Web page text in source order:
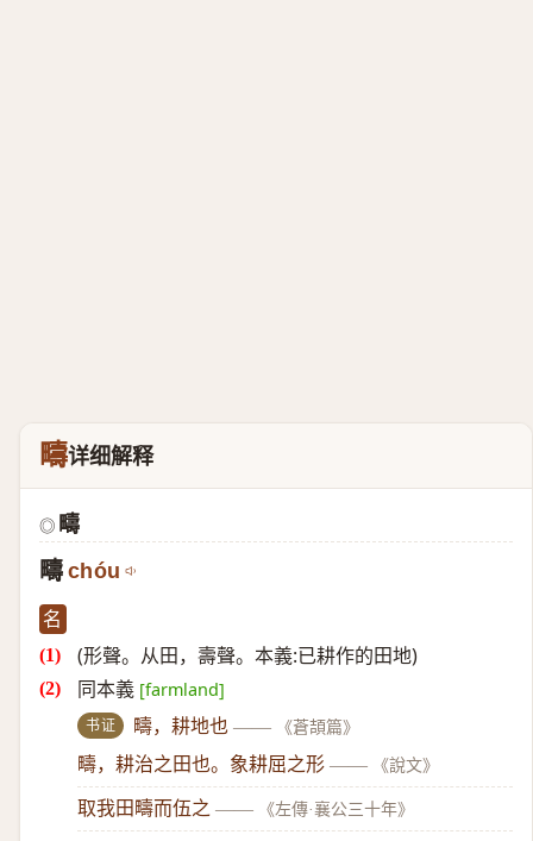
疇详细解释
◎ 疇
疇 chóu
名
(形聲。从田，壽聲。本義:已耕作的田地)
同本義 [farmland]
书证 疇，耕地也 —— 《蒼頡篇》
疇，耕治之田也。象耕屈之形 —— 《說文》
取我田疇而伍之 —— 《左傳·襄公三十年》